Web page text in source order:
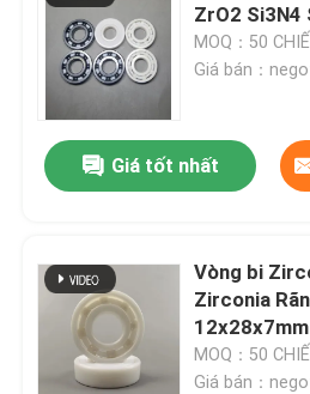
ZrO2 Si3N4
MOQ：50
Giá bán：
Giá tốt nhất
Vòng bi
Zirconia
12x28x7mm
MOQ：50
Giá bán：